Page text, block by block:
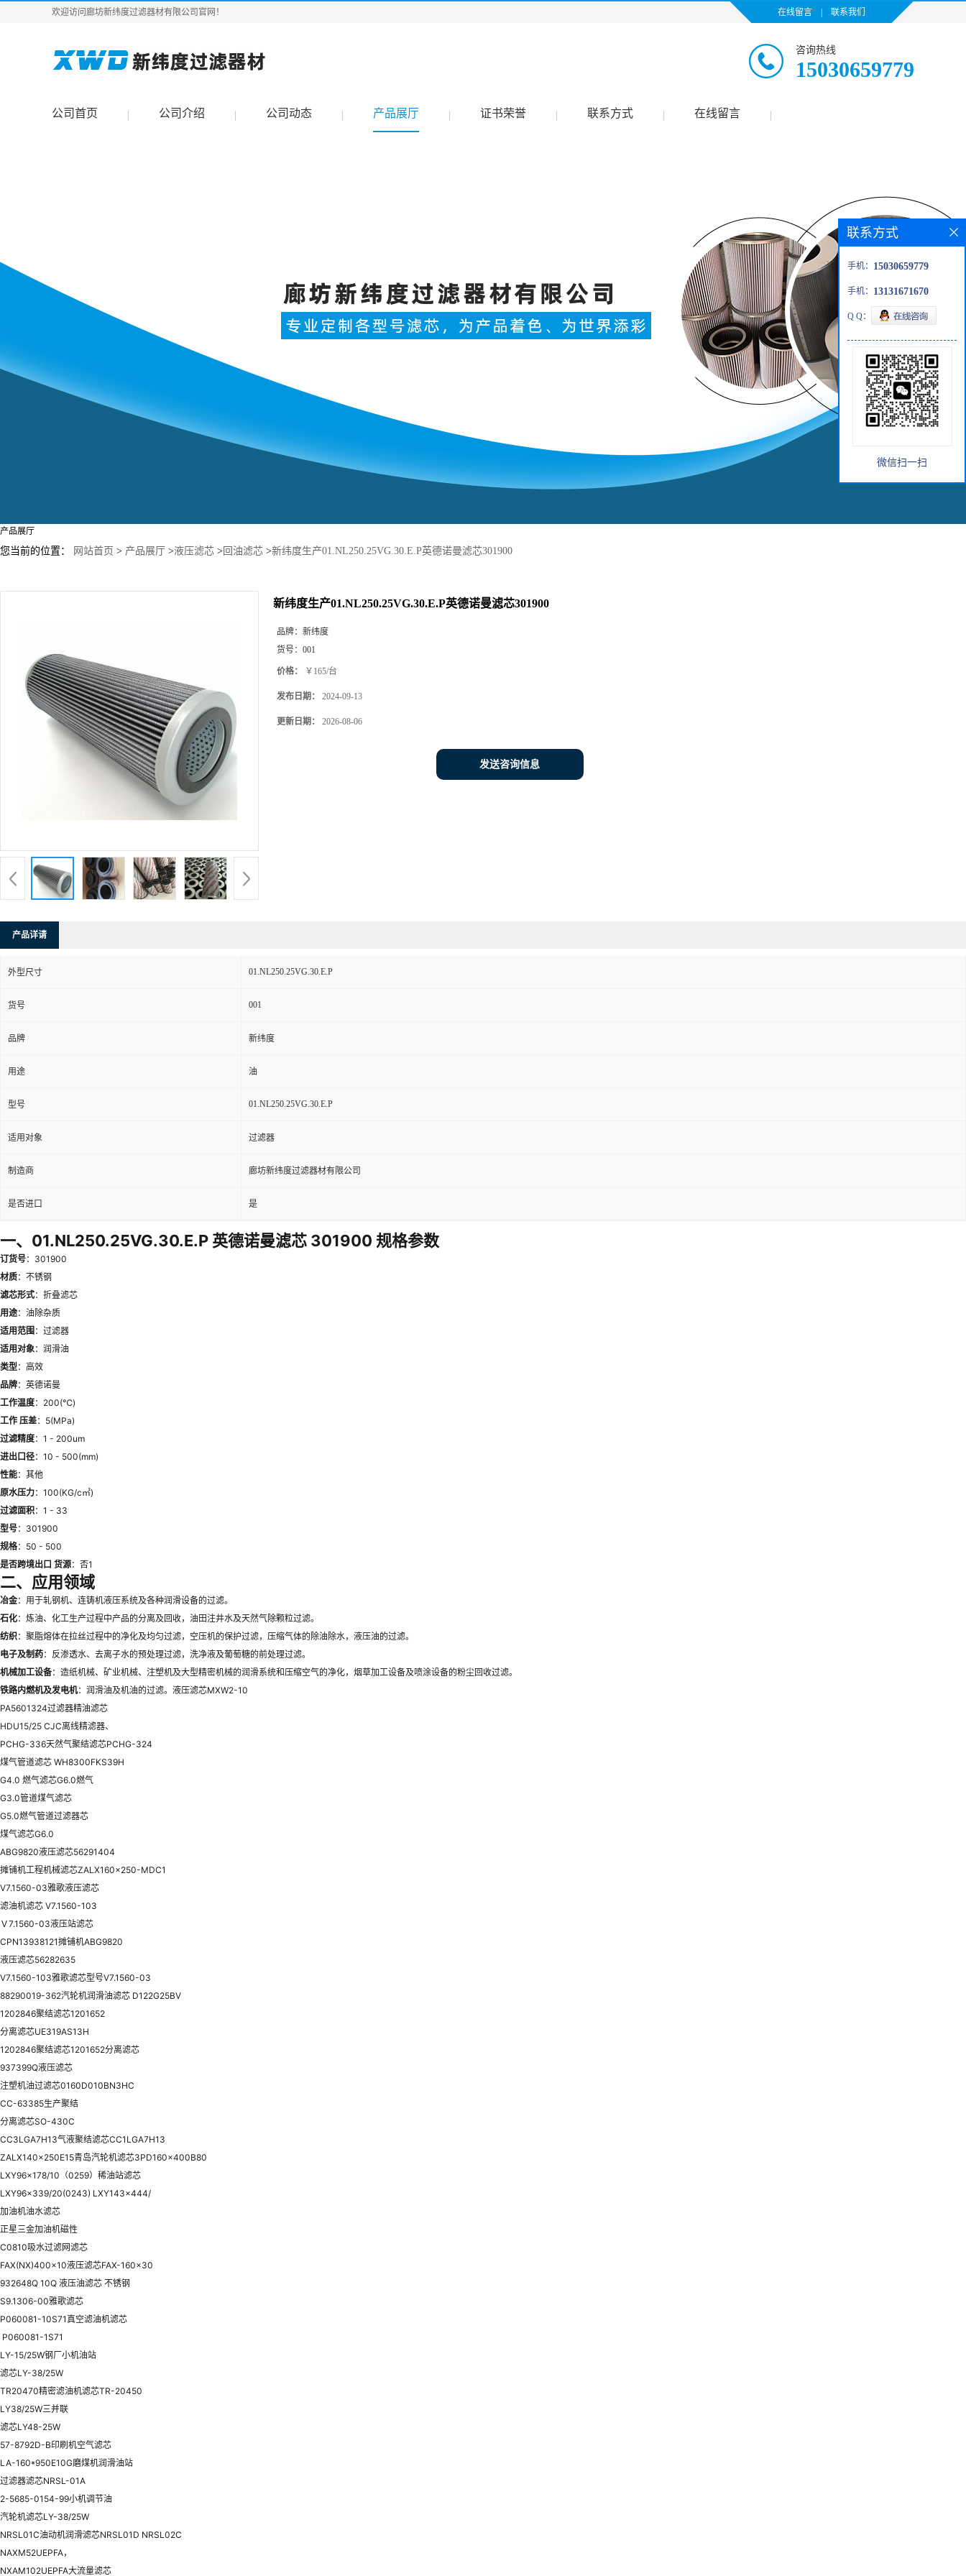
欢迎访问廊坊新纬度过滤器材有限公司官网！ 在线留言 联系我们
咨询热线
15030659779
公司首页 公司介绍 公司动态 产品展厅 证书荣誉 联系方式 在线留言
产品展厅
您当前的位置： 网站首页 > 产品展厅 >液压滤芯 > 回油滤芯 >新纬度生产01.NL250.25VG.30.E.P英德诺曼滤芯301900
新纬度生产01.NL250.25VG.30.E.P英德诺曼滤芯301900
品牌： 新纬度
货号： 001
价格： ￥165/台
发布日期： 2024-09-13
更新日期： 2026-08-06
发送咨询信息
产品详请
外型尺寸 01.NL250.25VG.30.E.P
货号 001
品牌 新纬度
用途 油
型号 01.NL250.25VG.30.E.P
适用对象 过滤器
制造商 廊坊新纬度过滤器材有限公司
是否进口 是
一、01.NL250.25VG.30.E.P 英德诺曼滤芯 301900 规格参数
订货号：301900
材质：不锈钢
滤芯形式：折叠滤芯
用途：油除杂质
适用范围 ：过滤器
适用对象：润滑油
类型：高效
品牌：英德诺曼
工作温度：200(℃)
工作 压差：5(MPa)
过滤精度：1 - 200um
进出口径：10 - 500(mm)
性能：其他
原水压力：100(KG/c㎡)
过滤面积：1 - 33
型号：301900
规格：50 - 500
是否跨境出口 货源：否1
二、应用领域
冶金：用于轧钢机、连铸机液压系统及各种润滑设备的过滤。
石化：炼油、化工生产过程中产品的分离及回收，油田注井水及天然气除颗粒过滤。
纺织：聚脂熔体在拉丝过程中的净化及均匀过滤，空压机的保护过滤，压缩气体的除油除水，液压油的过滤。
电子及制药：反渗透水、去离子水的预处理过滤，洗净液及葡萄糖的前处理过滤。
机械加工设备：造纸机械、矿业机械、注塑机及大型精密机械的润滑系统和压缩空气的净化，烟草加工设备及喷涂设备的粉尘回收过滤。
铁路内燃机及发电机：润滑油及机油的过滤。液压滤芯MXW2-10
PA5601324过滤器精油滤芯
HDU15/25 CJC离线精滤器、
PCHG-336天然气聚结滤芯PCHG-324
煤气管道滤芯 WH8300FKS39H
G4.0 燃气滤芯G6.0燃气
G3.0管道煤气滤芯
G5.0燃气管道过滤器芯
煤气滤芯G6.0
ABG9820液压滤芯56291404
摊铺机工程机械滤芯ZALX160x250-MDC1
V7.1560-03雅歌液压滤芯
滤油机滤芯 V7.1560-103
Ｖ7.1560-03液压站滤芯
CPN13938121摊铺机ABG9820
液压滤芯56282635
V7.1560-103雅歌滤芯型号V7.1560-03
88290019-362汽轮机润滑油滤芯 D122G25BV
1202846聚结滤芯1201652
分离滤芯UE319AS13H
1202846聚结滤芯1201652分离滤芯
937399Q液压滤芯
注塑机油过滤芯0160D010BN3HC
CC-63385生产聚结
分离滤芯SO-430C
CC3LGA7H13气液聚结滤芯CC1LGA7H13
ZALX140x250E15青岛汽轮机滤芯3PD160x400B80
LXY96x178/10（0259）稀油站滤芯
LXY96x339/20(0243) LXY143x444/
加油机油水滤芯
正星三金加油机磁性
C0810吸水过滤网滤芯
FAX(NX)400x10液压滤芯FAX-160x30
932648Q 10Q 液压油滤芯 不锈钢
S9.1306-00雅歌滤芯
P060081-10S71真空滤油机滤芯
P060081-1S71
LY-15/25W钢厂小机油站
滤芯LY-38/25W
TR20470精密滤油机滤芯TR-20450
LY38/25W三并联
滤芯LY48-25W
57-8792D-B印刷机空气滤芯
LA-160*950E10G磨煤机润滑油站
过滤器滤芯NRSL-01A
2-5685-0154-99小机调节油
汽轮机滤芯LY-38/25W
NRSL01C油动机润滑滤芯NRSL01D NRSL02C
NAXM52UEPFA，
NXAM102UEPFA大流量滤芯
联系方式
手机： 15030659779
手机： 13131671670
Q Q：
微信扫一扫